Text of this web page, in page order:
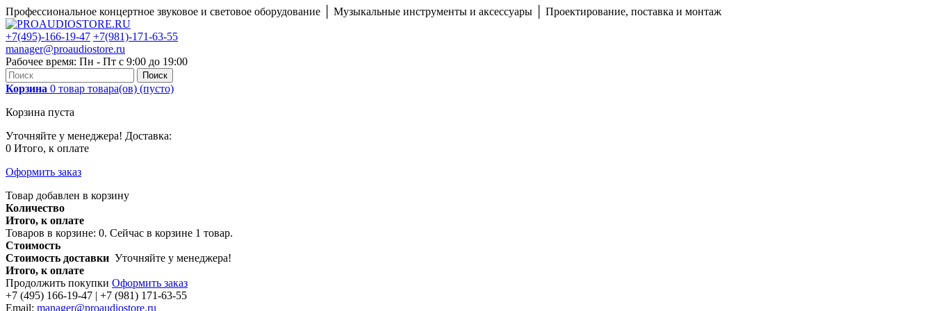
Профессиональное концертное звуковое и световое оборудование │ Музыкальные инструменты и аксессуары │ Проектирование, поставка и монтаж
+7(495)-166-19-47 +7(981)-171-63-55
manager@proaudiostore.ru
Рабочее время: Пн - Пт с 9:00 до 19:00
Поиск
Корзина 0 товар товара(ов) (пусто)
Корзина пуста
Уточняйте у менеджера! Доставка:
0 Итого, к оплате
Оформить заказ
Товар добавлен в корзину
Количество
Итого, к оплате
Товаров в корзине: 0. Сейчас в корзине 1 товар.
Стоимость
Стоимость доставки Уточняйте у менеджера!
Итого, к оплате
Продолжить покупки Оформить заказ
+7 (495) 166-19-47 | +7 (981) 171-63-55
Email: manager@proaudiostore.ru